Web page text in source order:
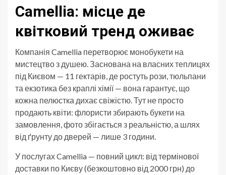
Camellia: місце де
квітковий тренд оживає
Компанія Camellia перетворює монобукети на
мистецтво з душею. Заснована на власних теплицях
під Києвом — 11 гектарів, де ростуть рози, тюльпани
та екзотика без краплі хімії — вона гарантує, що
кожна пелюстка дихає свіжістю. Тут не просто
продають квіти: флористи збирають букети на
замовлення, фото збігається з реальністю, а шлях
від ґрунту до дверей — лише 3 години.
У послугах Camellia — повний цикл: від термінової
доставки по Києву (безкоштовно від 2000 грн) до